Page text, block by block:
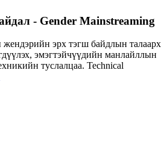
- Gender Mainstreaming
эрх тэгш байдлын талаарх
эмэгтэйчүүдийн манлайллын
туслалцаа. Technical